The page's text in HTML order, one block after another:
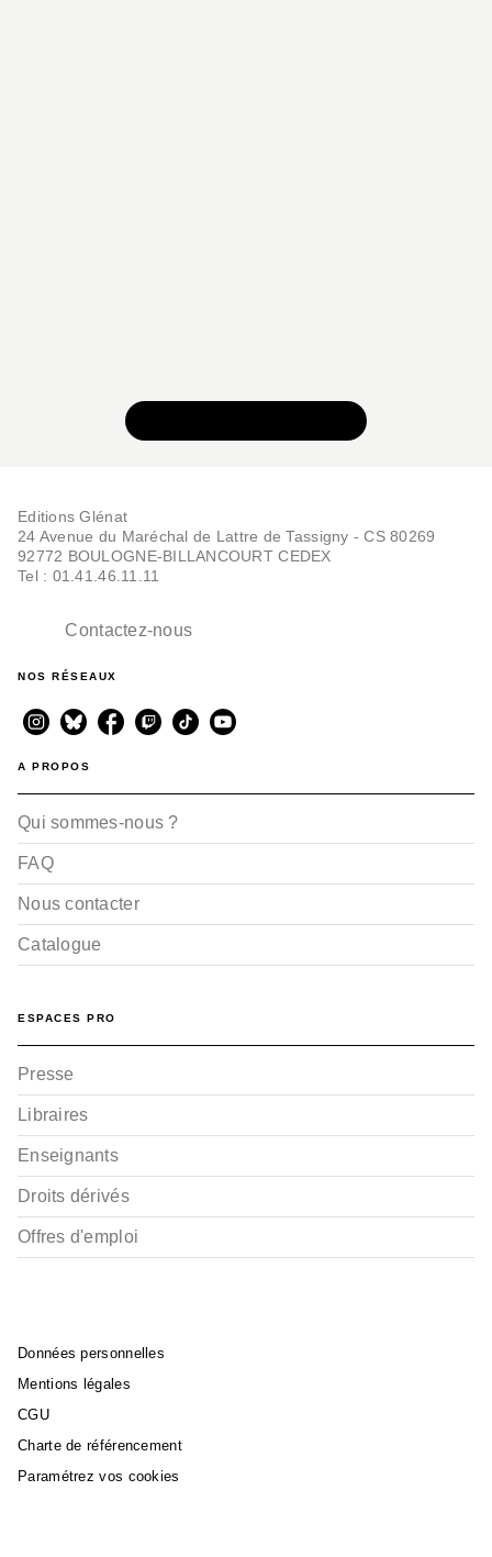
Editions Glénat
24 Avenue du Maréchal de Lattre de Tassigny - CS 80269
92772 BOULOGNE-BILLANCOURT CEDEX
Tel : 01.41.46.11.11
Contactez-nous
NOS RÉSEAUX
A PROPOS
Qui sommes-nous ?
FAQ
Nous contacter
Catalogue
ESPACES PRO
Presse
Libraires
Enseignants
Droits dérivés
Offres d'emploi
Données personnelles
Mentions légales
CGU
Charte de référencement
Paramétrez vos cookies